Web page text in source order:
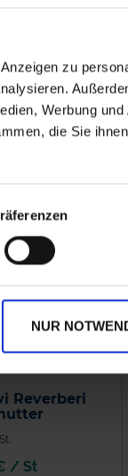
zu
Werbung
die Sie
NUR
/ St
IN DEN
Reverberi
/ St